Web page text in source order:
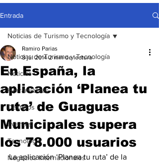
Entrada
Noticias de Turismo y Tecnología
Noticias
Herramientas
Destinos
Eventos
Tecnología
Negocios Internacionales
Noticias de Turismo y Tecnología
En España, la
aplicación ‘Planea tu
ruta’ de Guaguas
Municipales supera
los 78.000 usuarios
Ramiro Parias
8 jul 2014 2 min de lectura
La aplicación ‘Planea tu ruta’ de la